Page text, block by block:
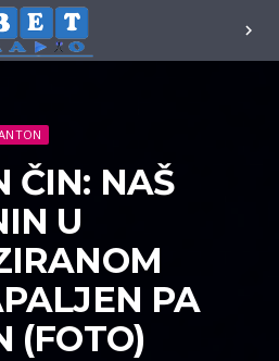
chevron_right
ČIN: NAŠ
U
PA
(FOTO)